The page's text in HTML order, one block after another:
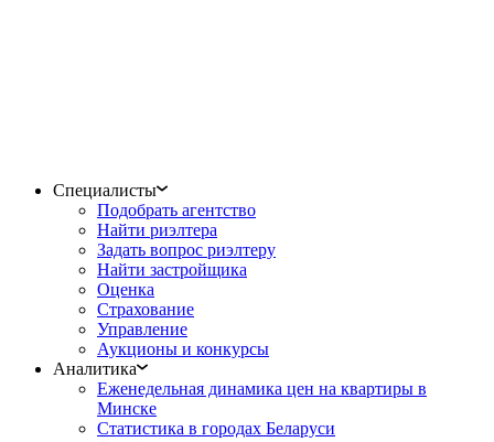
Специалисты
Подобрать агентство
Найти риэлтера
Задать вопрос риэлтеру
Найти застройщика
Оценка
Страхование
Управление
Аукционы и конкурсы
Аналитика
Еженедельная динамика цен на квартиры в
Минске
Статистика в городах Беларуси